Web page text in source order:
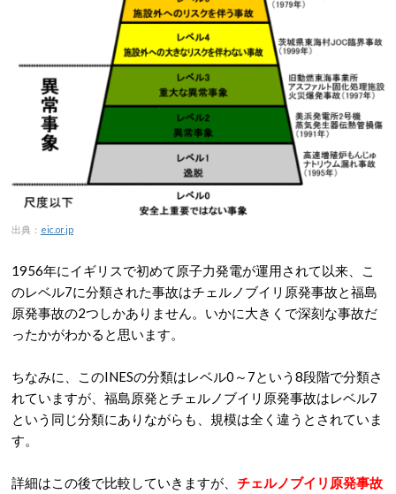
出典： eic.or.jp
1956年にイギリスで初めて原子力発電が運用されて以来、こ
のレベル7に分類された事故はチェルノブイリ原発事故と福島
原発事故の2つしかありません。いかに大きくで深刻な事故だ
ったかがわかると思います。
ちなみに、このINESの分類はレベル0～7という8段階で分類さ
れていますが、福島原発とチェルノブイリ原発事故はレベル7
という同じ分類にありながらも、規模は全く違うとされていま
す。
詳細はこの後で比較していきますが、 チェルノブイリ原発事故